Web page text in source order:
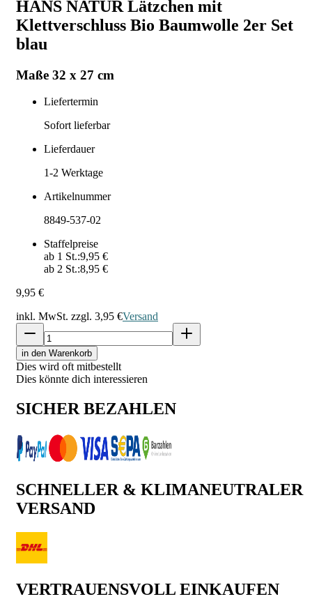
HANS NATUR Lätzchen mit
Klettverschluss Bio Baumwolle 2er Set
blau
Maße 32 x 27 cm
Liefertermin
Sofort lieferbar
Lieferdauer
1-2 Werktage
Artikelnummer
8849-537-02
Staffelpreise
ab 1 St.:9,95 €
ab 2 St.:8,95 €
9,95 €
inkl. MwSt. zzgl. 3,95 €Versand
in den Warenkorb
Dies wird oft mitbestellt
Dies könnte dich interessieren
SICHER BEZAHLEN
SCHNELLER & KLIMANEUTRALER
VERSAND
VERTRAUENSVOLL EINKAUFEN